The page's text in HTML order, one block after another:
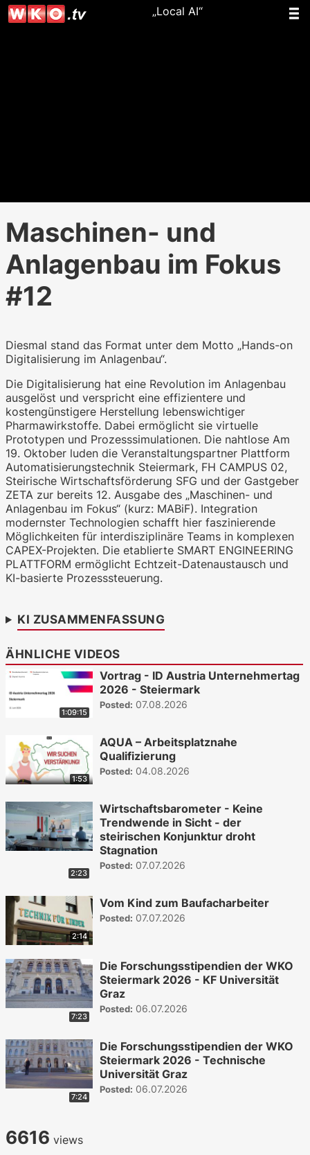
„Local AI“
Maschinen- und
Anlagenbau im Fokus
#12
Diesmal stand das Format unter dem Motto „Hands-on
Digitalisierung im Anlagenbau“.
Die Digitalisierung hat eine Revolution im Anlagenbau
ausgelöst und verspricht eine effizientere und
kostengünstigere Herstellung lebenswichtiger
Pharmawirkstoffe. Dabei ermöglicht sie virtuelle
Prototypen und Prozesssimulationen. Die nahtlose Am
19. Oktober luden die Veranstaltungspartner Plattform
Automatisierungstechnik Steiermark, FH CAMPUS 02,
Steirische Wirtschaftsförderung SFG und der Gastgeber
ZETA zur bereits 12. Ausgabe des „Maschinen- und
Anlagenbau im Fokus“ (kurz: MABiF). Integration
modernster Technologien schafft hier faszinierende
Möglichkeiten für interdisziplinäre Teams in komplexen
CAPEX-Projekten. Die etablierte SMART ENGINEERING
PLATTFORM ermöglicht Echtzeit-Datenaustausch und
KI-basierte Prozesssteuerung.
KI ZUSAMMENFASSUNG
ÄHNLICHE VIDEOS
1:09:15
Vortrag - ID Austria Unternehmertag
2026 - Steiermark
Posted: 07.08.2026
1:53
AQUA – Arbeitsplatznahe
Qualifizierung
Posted: 04.08.2026
2:23
Wirtschaftsbarometer - Keine
Trendwende in Sicht - der
steirischen Konjunktur droht
Stagnation
Posted: 07.07.2026
2:14
Vom Kind zum Baufacharbeiter
Posted: 07.07.2026
7:23
Die Forschungsstipendien der WKO
Steiermark 2026 - KF Universität
Graz
Posted: 06.07.2026
7:24
Die Forschungsstipendien der WKO
Steiermark 2026 - Technische
Universität Graz
Posted: 06.07.2026
6616 views
26b-a4b-it, Blackwell)